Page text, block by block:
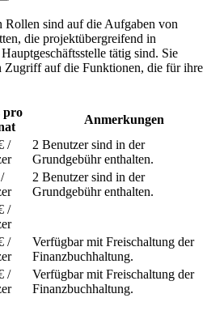
Rollen sind auf die Aufgaben von
die projektübergreifend in
tätig sind. Sie
Zugriff auf die Funktionen, die für ihre
pro
Anmerkungen
/
2 Benutzer sind in der
Grundgebühr enthalten.
2 Benutzer sind in der
Grundgebühr enthalten.
/
/
Verfügbar mit Freischaltung der
Finanzbuchhaltung.
/
Verfügbar mit Freischaltung der
Finanzbuchhaltung.